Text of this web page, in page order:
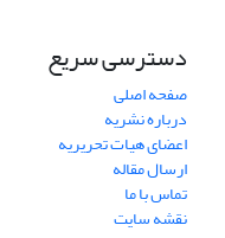
دسترسی سریع
صفحه اصلی
درباره نشریه
اعضای هیات تحریریه
ارسال مقاله
تماس با ما
نقشه سایت